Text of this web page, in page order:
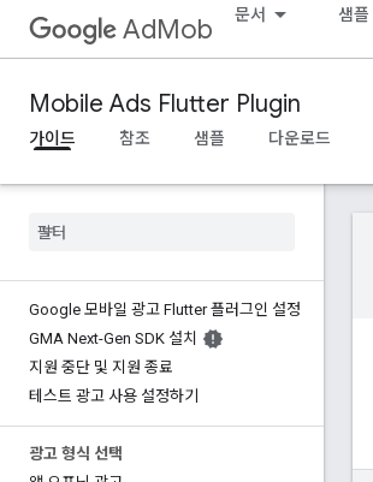
AdMob 문서 샘플
Mobile Ads Flutter Plugin
가이드 참조 샘플 다운로드
Google 모바일 광고 Flutter 플러그인 설정
GMA Next-Gen SDK 설치
지원 중단 및 지원 종료
테스트 광고 사용 설정하기
광고 형식 선택